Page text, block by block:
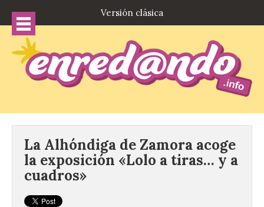
Versión clásica
La Alhóndiga de Zamora acoge
la exposición «Lolo a tiras… y a
cuadros»